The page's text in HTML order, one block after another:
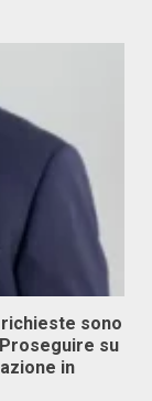
sono
su
in